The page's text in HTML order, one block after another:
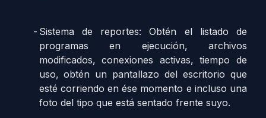
Sistema de reportes: Obtén el listado de
programas en ejecución, archivos
modificados, conexiones activas, tiempo de
uso, obtén un pantallazo del escritorio que
esté corriendo en ése momento e incluso una
foto del tipo que está sentado frente suyo.